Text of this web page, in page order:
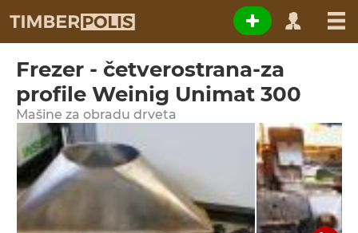
Frezer - četverostrana-za
profile Weinig Unimat 300
Мašine za obradu drveta